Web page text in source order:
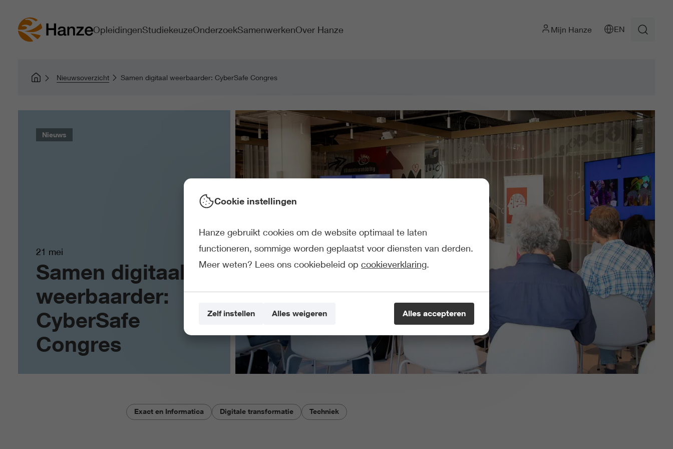
OpleidingenStudiekeuzeOnderzoekSamenwerkenOver Hanze Mijn Hanze EN
Nieuwsoverzicht Samen digitaal weerbaarder: CyberSafe Congres
Samen digitaal
weerbaarder:
CyberSafe
Congres
21 mei
Nieuws
Exact en Informatica Digitale transformatie Techniek
Cookie instellingen
Hanze gebruikt cookies om de website optimaal te laten
functioneren, sommige worden geplaatst voor diensten van derden.
Meer weten? Lees ons cookiebeleid op cookieverklaring.
Alles accepteren
Zelf instellen Alles weigeren